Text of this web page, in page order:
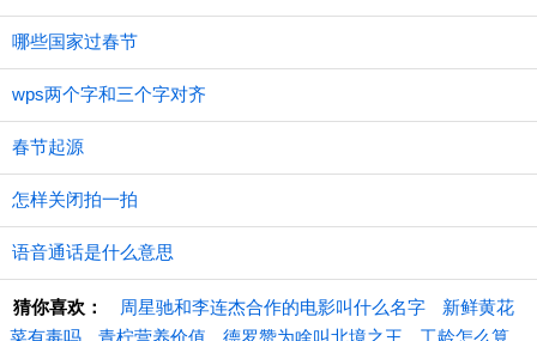
哪些国家过春节
wps两个字和三个字对齐
春节起源
怎样关闭拍一拍
语音通话是什么意思
猜你喜欢： 周星驰和李连杰合作的电影叫什么名字
新鲜黄花
菜有毒吗
青柠营养价值 德罗赞为啥叫北境之王 工龄怎么算